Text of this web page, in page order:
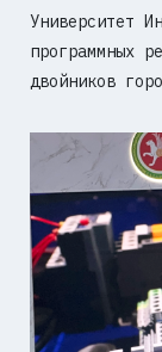
Университет
программных
двойников